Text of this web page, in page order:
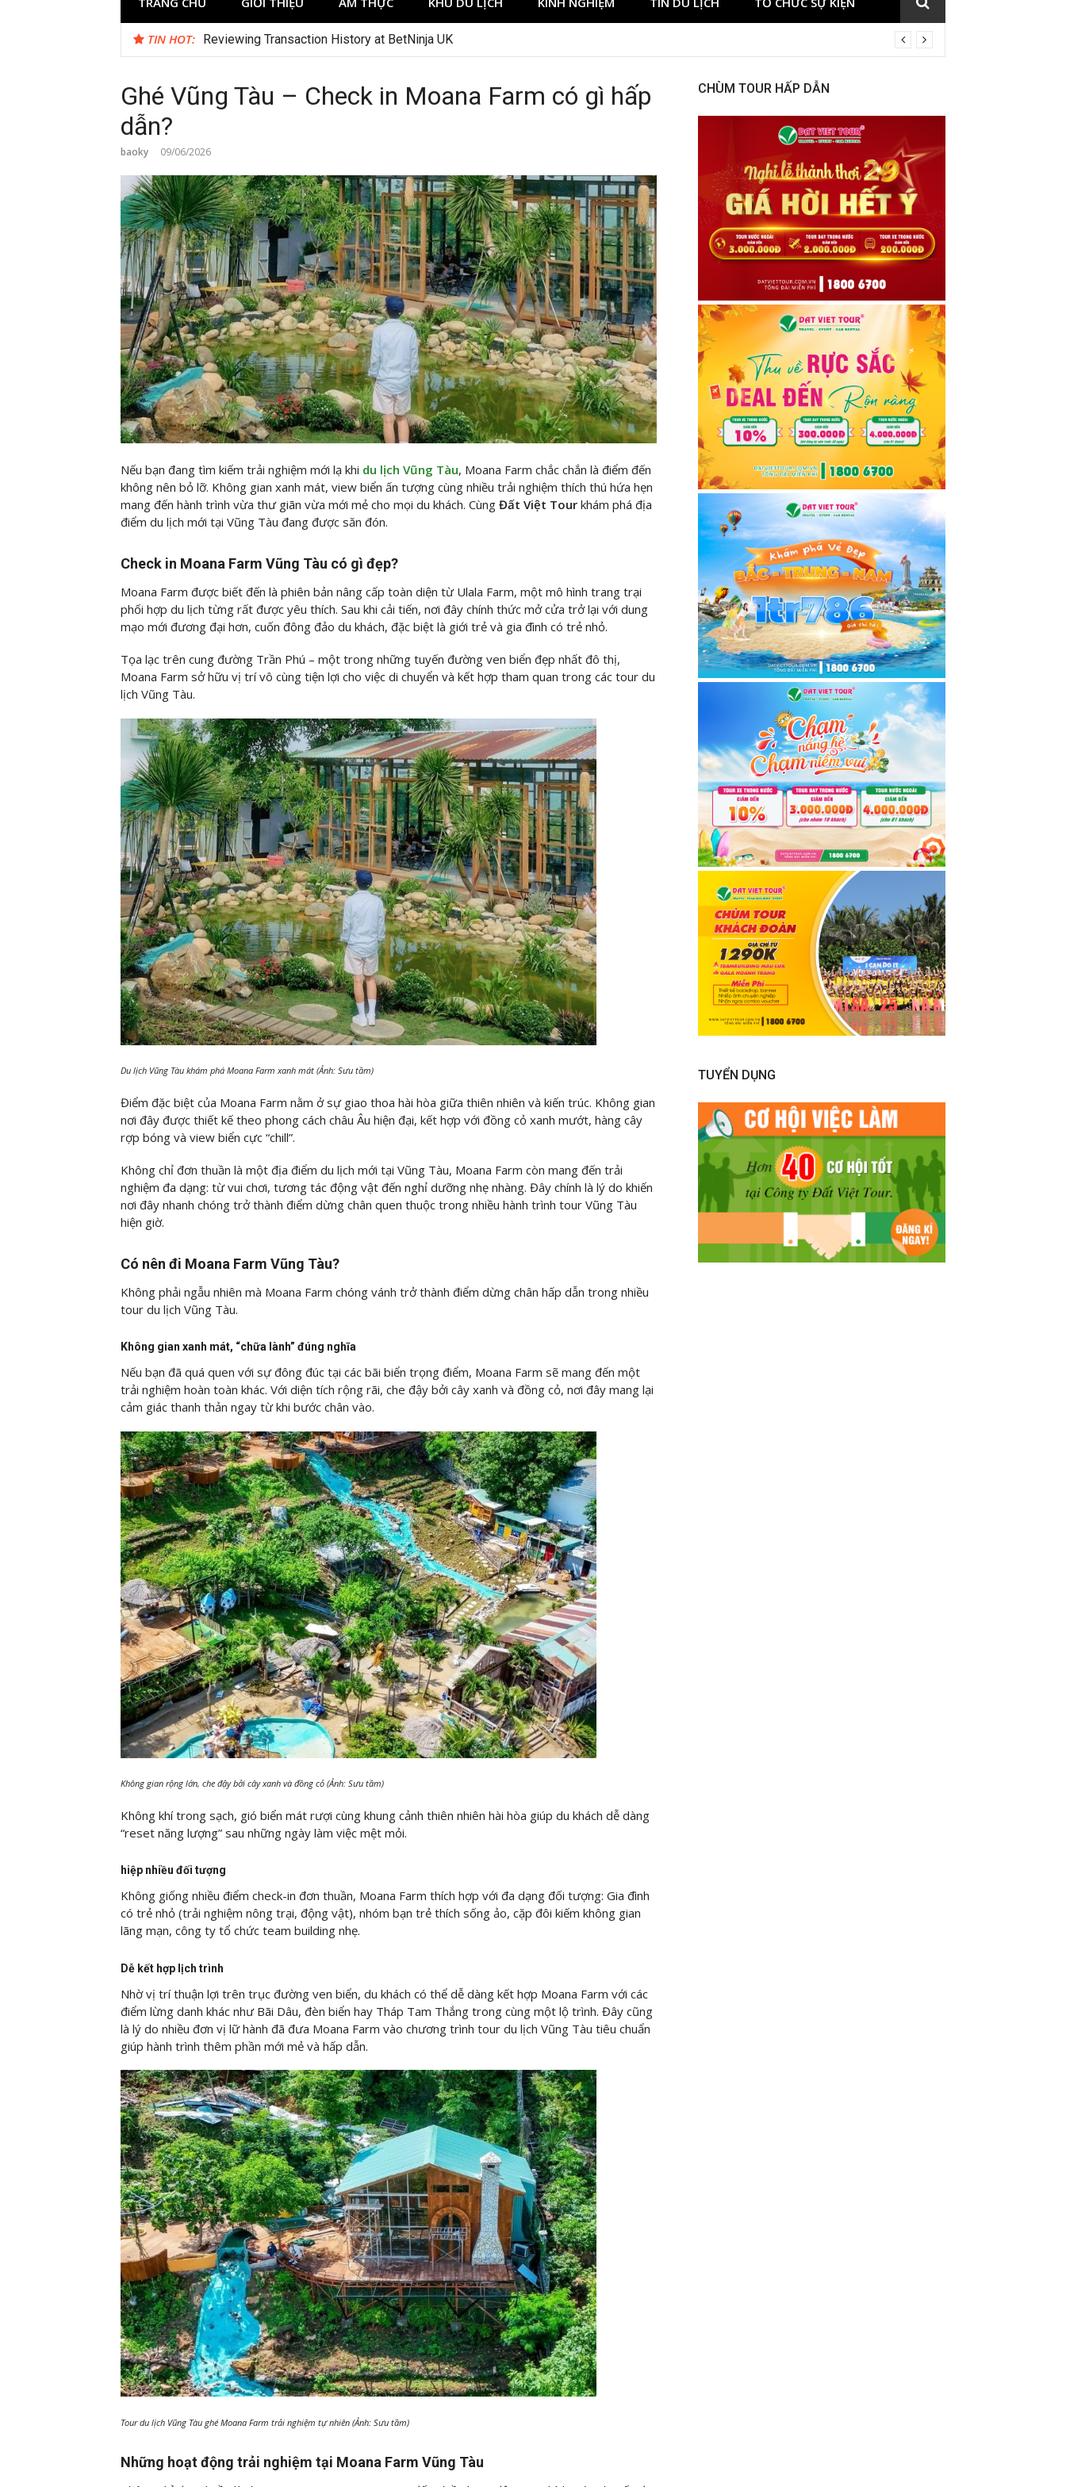
TIN HOT: Reviewing Transaction History at BetNinja UK
Ghé Vũng Tàu – Check in Moana Farm có gì hấp
dẫn?
baoky 09/06/2026
Nếu bạn đang tìm kiếm trải nghiệm mới lạ khi du lịch Vũng Tàu, Moana Farm chắc chắn là điểm đến
không nên bỏ lỡ. Không gian xanh mát, view biển ấn tượng cùng nhiều trải nghiệm thích thú hứa hẹn
mang đến hành trình vừa thư giãn vừa mới mẻ cho mọi du khách. Cùng Đất Việt Tour khám phá địa
điểm du lịch mới tại Vũng Tàu đang được săn đón.
Check in Moana Farm Vũng Tàu có gì đẹp?
Moana Farm được biết đến là phiên bản nâng cấp toàn diện từ Ulala Farm, một mô hình trang trại
phối hợp du lịch từng rất được yêu thích. Sau khi cải tiến, nơi đây chính thức mở cửa trở lại với dung
mạo mới đương đại hơn, cuốn đông đảo du khách, đặc biệt là giới trẻ và gia đình có trẻ nhỏ.
Tọa lạc trên cung đường Trần Phú – một trong những tuyến đường ven biển đẹp nhất đô thị,
Moana Farm sở hữu vị trí vô cùng tiện lợi cho việc di chuyển và kết hợp tham quan trong các tour du
lịch Vũng Tàu.
Du lịch Vũng Tàu khám phá Moana Farm xanh mát (Ảnh: Sưu tầm)
Điểm đặc biệt của Moana Farm nằm ở sự giao thoa hài hòa giữa thiên nhiên và kiến trúc. Không gian
nơi đây được thiết kế theo phong cách châu Âu hiện đại, kết hợp với đồng cỏ xanh mướt, hàng cây
rợp bóng và view biển cực “chill”.
Không chỉ đơn thuần là một địa điểm du lịch mới tại Vũng Tàu, Moana Farm còn mang đến trải
nghiệm đa dạng: từ vui chơi, tương tác động vật đến nghỉ dưỡng nhẹ nhàng. Đây chính là lý do khiến
nơi đây nhanh chóng trở thành điểm dừng chân quen thuộc trong nhiều hành trình tour Vũng Tàu
hiện giờ.
Có nên đi Moana Farm Vũng Tàu?
Không phải ngẫu nhiên mà Moana Farm chóng vánh trở thành điểm dừng chân hấp dẫn trong nhiều
tour du lịch Vũng Tàu.
Không gian xanh mát, “chữa lành” đúng nghĩa
Nếu bạn đã quá quen với sự đông đúc tại các bãi biển trọng điểm, Moana Farm sẽ mang đến một
trải nghiệm hoàn toàn khác. Với diện tích rộng rãi, che đậy bởi cây xanh và đồng cỏ, nơi đây mang lại
cảm giác thanh thản ngay từ khi bước chân vào.
Không gian rộng lớn, che đậy bởi cây xanh và đồng cỏ (Ảnh: Sưu tầm)
Không khí trong sạch, gió biển mát rượi cùng khung cảnh thiên nhiên hài hòa giúp du khách dễ dàng
“reset năng lượng” sau những ngày làm việc mệt mỏi.
hiệp nhiều đối tượng
Không giống nhiều điểm check-in đơn thuần, Moana Farm thích hợp với đa dạng đối tượng: Gia đình
có trẻ nhỏ (trải nghiệm nông trại, động vật), nhóm bạn trẻ thích sống ảo, cặp đôi kiếm không gian
lãng mạn, công ty tổ chức team building nhẹ.
Dễ kết hợp lịch trình
Nhờ vị trí thuận lợi trên trục đường ven biển, du khách có thể dễ dàng kết hợp Moana Farm với các
điểm lừng danh khác như Bãi Dâu, đèn biển hay Tháp Tam Thắng trong cùng một lộ trình. Đây cũng
là lý do nhiều đơn vị lữ hành đã đưa Moana Farm vào chương trình tour du lịch Vũng Tàu tiêu chuẩn
giúp hành trình thêm phần mới mẻ và hấp dẫn.
Tour du lịch Vũng Tàu ghé Moana Farm trải nghiệm tự nhiên (Ảnh: Sưu tầm)
Những hoạt động trải nghiệm tại Moana Farm Vũng Tàu
CHÙM TOUR HẤP DẪN
TUYỂN DỤNG